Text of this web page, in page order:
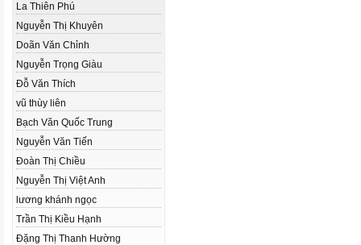
La Thiên Phú
Nguyễn Thị Khuyên
Doãn Văn Chỉnh
Nguyễn Trọng Giàu
Đỗ Văn Thích
vũ thùy liên
Bạch Văn Quốc Trung
Nguyễn Văn Tiến
Đoàn Thị Chiều
Nguyễn Thị Việt Anh
lương khánh ngọc
Trần Thị Kiều Hạnh
Đặng Thị Thanh Hường